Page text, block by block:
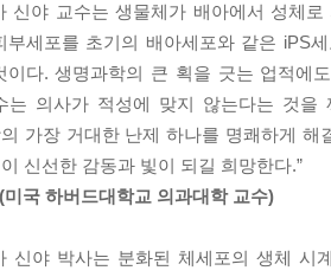
, 그의 연구가 지닌 가치를 엿볼 수 있
과정 등을 생생하게 접할 수 있다.
수상한 야마나카 신야 교수의 첫 번
. 수술에 재능이 없었던 것이다. 첫 수
간호사, 환자 모두 어이없어했다. 동료
지 2년 만에 커다란 벽을 느낀 그는
신야 교수는 생물체가 배아에서 성체
부세포를 초기의 배아세포와 같은 iPS
이다. 생명과학의 큰 획을 긋는 업적에
는 의사가 적성에 맞지 않는다는 것
가장 거대한 난제 하나를 명쾌하게
신선한 감동과 빛이 되길 희망한다.”
미국 하버드대학교 의과대학 교수)
신야 박사는 분화된 체세포의 생체